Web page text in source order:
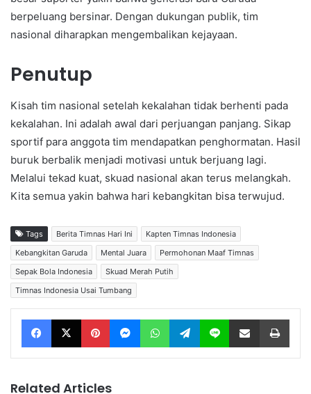
berpeluang bersinar. Dengan dukungan publik, tim
nasional diharapkan mengembalikan kejayaan.
Penutup
Kisah tim nasional setelah kekalahan tidak berhenti pada
kekalahan. Ini adalah awal dari perjuangan panjang. Sikap
sportif para anggota tim mendapatkan penghormatan. Hasil
buruk berbalik menjadi motivasi untuk berjuang lagi.
Melalui tekad kuat, skuad nasional akan terus melangkah.
Kita semua yakin bahwa hari kebangkitan bisa terwujud.
Tags Berita Timnas Hari Ini
Kapten Timnas Indonesia
Kebangkitan Garuda
Mental Juara
Permohonan Maaf Timnas
Sepak Bola Indonesia
Skuad Merah Putih
Timnas Indonesia Usai Tumbang
Facebook X Pinterest Messenger WhatsApp Telegram Line Share via Email
Related Articles